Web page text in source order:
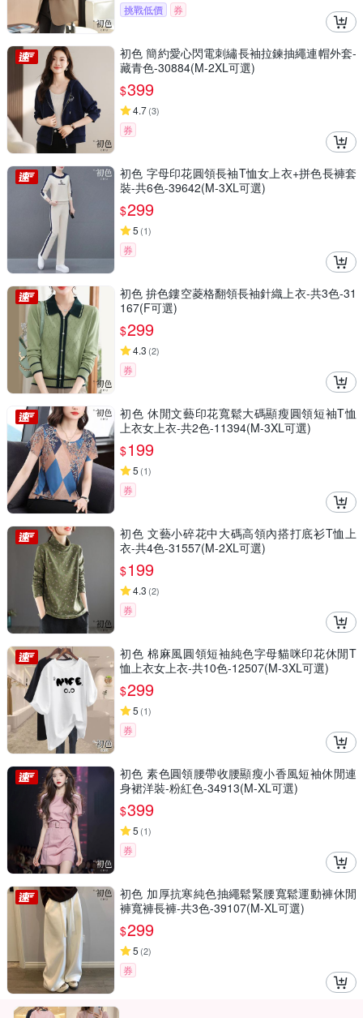
挑戰低價 券
初色 簡約愛心閃電刺繡長袖拉鍊抽繩連帽外套-
藏青色-30884(M-2XL可選)
$399
4.7(3)
券
初色 字母印花圓領長袖T恤女上衣+拼色長褲套
裝-共6色-39642(M-3XL可選)
$299
5 (1)
券
初色 拚色鏤空菱格翻領長袖針織上衣-共3色-31
167(F可選)
$299
4.3 (2)
券
初色 休閒文藝印花寬鬆大碼顯瘦圓領短袖T恤
上衣女上衣-共2色-11394(M-3XL可選)
$199
5 (1)
券
初色 文藝小碎花中大碼高領內搭打底衫T恤上
衣-共4色-31557(M-2XL可選)
$199
4.3 (2)
券
初色 棉麻風圓領短袖純色字母貓咪印花休閒T
恤上衣女上衣-共10色-12507(M-3XL可選)
$299
5 (1)
券
初色 素色圓領腰帶收腰顯瘦小香風短袖休閒連
身裙洋裝-粉紅色-34913(M-XL可選)
$399
5 (1)
券
初色 加厚抗寒純色抽繩鬆緊腰寬鬆運動褲休閒
褲寬褲長褲-共3色-39107(M-XL可選)
$299
5 (2)
券